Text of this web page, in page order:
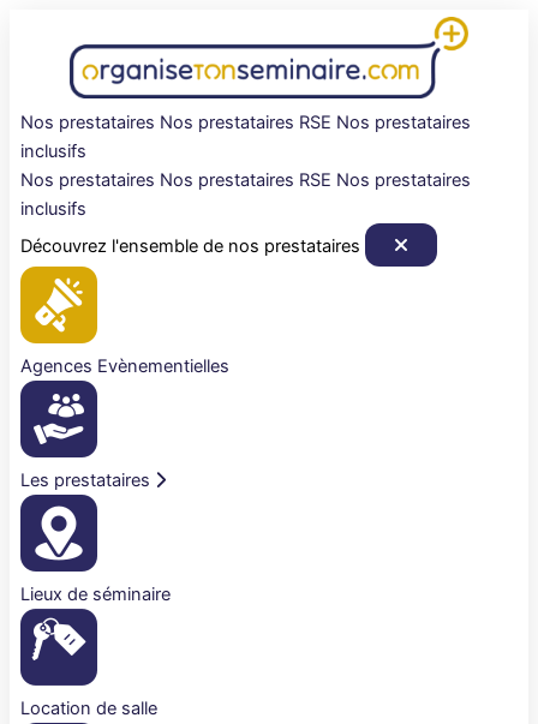
Nos prestataires Nos prestataires RSE Nos prestataires
inclusifs
Nos prestataires Nos prestataires RSE Nos prestataires
inclusifs
Découvrez l'ensemble de nos prestataires
Agences Evènementielles
Les prestataires
Lieux de séminaire
Location de salle